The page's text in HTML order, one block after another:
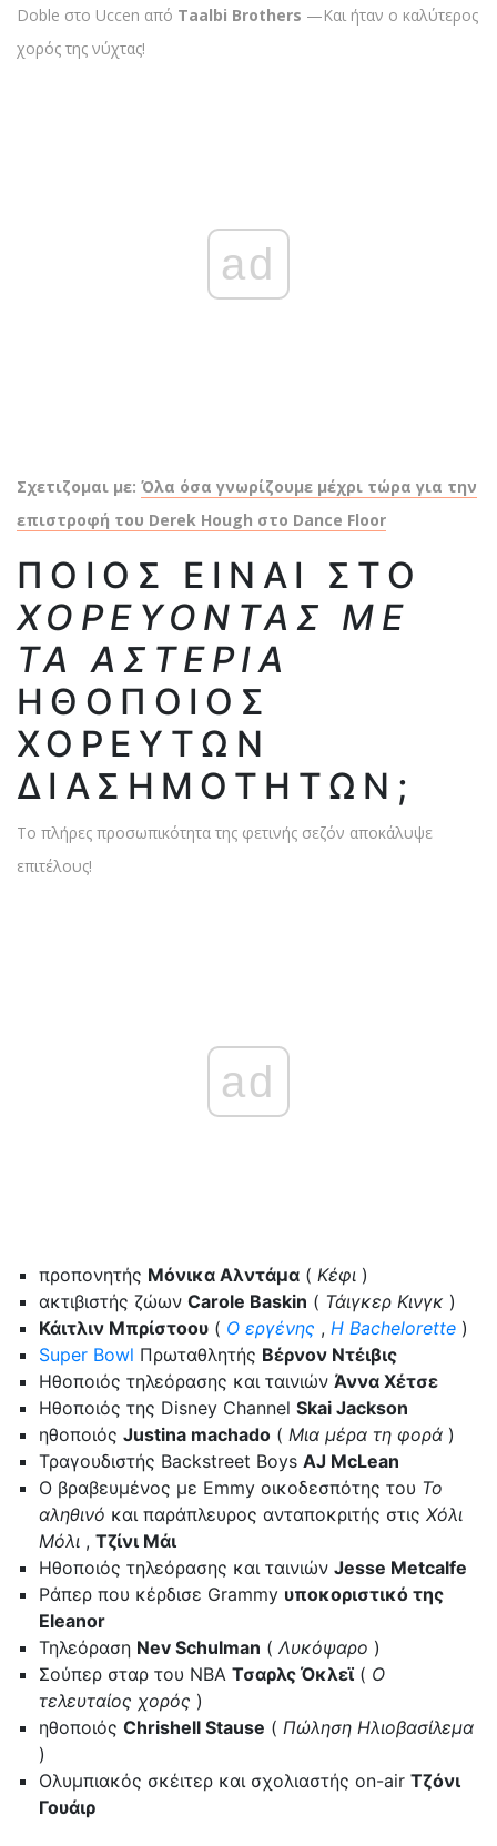
Doble στο Uccen από Taalbi Brothers —Και ήταν ο καλύτερος
χορός της νύχτας!
ad
Σχετιζομαι με: Όλα όσα γνωρίζουμε μέχρι τώρα για την
επιστροφή του Derek Hough στο Dance Floor
ΠΟΙΟΣ ΕΊΝΑΙ ΣΤΟ
ΧΟΡΕΎΟΝΤΑΣ ΜΕ
ΤΑ ΑΣΤΈΡΙΑ
ΗΘΟΠΟΙΌΣ
ΧΟΡΕΥΤΏΝ
ΔΙΑΣΗΜΟΤΉΤΩΝ;
Το πλήρες προσωπικότητα της φετινής σεζόν αποκάλυψε
επιτέλους!
ad
προπονητής Μόνικα Αλντάμα ( Κέφι )
ακτιβιστής ζώων Carole Baskin ( Τάιγκερ Κινγκ )
Κάιτλιν Μπρίστοου ( Ο εργένης , Η Bachelorette )
Super Bowl Πρωταθλητής Βέρνον Ντέιβις
Ηθοποιός τηλεόρασης και ταινιών Άννα Χέτσε
Ηθοποιός της Disney Channel Skai Jackson
ηθοποιός Justina machado ( Μια μέρα τη φορά )
Τραγουδιστής Backstreet Boys AJ McLean
Ο βραβευμένος με Emmy οικοδεσπότης του Το
αληθινό και παράπλευρος ανταποκριτής στις Χόλι
Μόλι , Τζίνι Μάι
Ηθοποιός τηλεόρασης και ταινιών Jesse Metcalfe
Ράπερ που κέρδισε Grammy υποκοριστικό της
Eleanor
Τηλεόραση Nev Schulman ( Λυκόψαρο )
Σούπερ σταρ του ΝΒΑ Τσαρλς Όκλεϊ ( Ο
τελευταίος χορός )
ηθοποιός Chrishell Stause ( Πώληση Ηλιοβασίλεμα
)
Ολυμπιακός σκέιτερ και σχολιαστής on-air Τζόνι
Γουάιρ